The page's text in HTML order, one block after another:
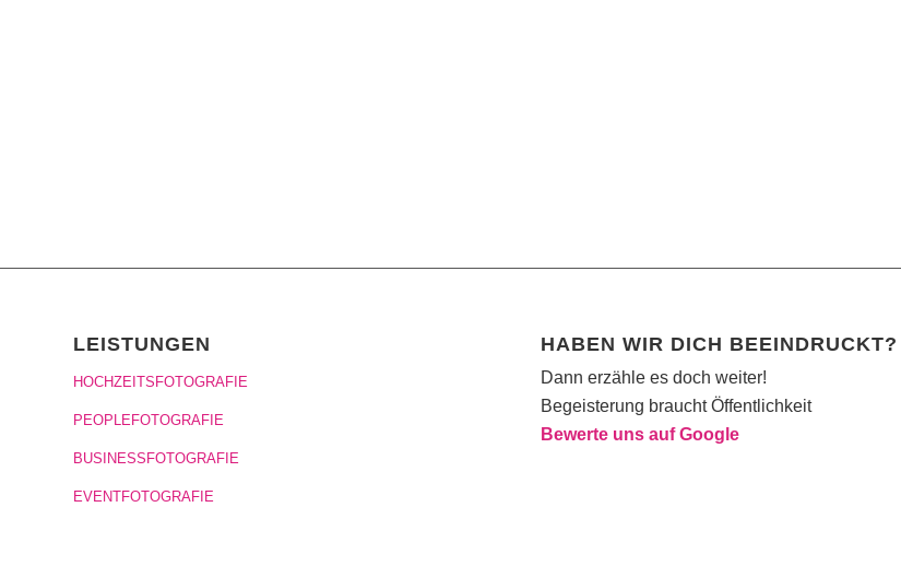
LEISTUNGEN
HOCHZEITSFOTOGRAFIE
PEOPLEFOTOGRAFIE
BUSINESSFOTOGRAFIE
EVENTFOTOGRAFIE
HABEN WIR DICH BEEINDRUCKT?
Dann erzähle es doch weiter!
Begeisterung braucht Öffentlichkeit
Bewerte uns auf Google